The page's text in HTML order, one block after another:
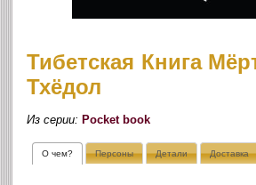
Тибетская Книга
Тхёдол
Из серии:Pocket book
О чем? Персоны Детали Доставка